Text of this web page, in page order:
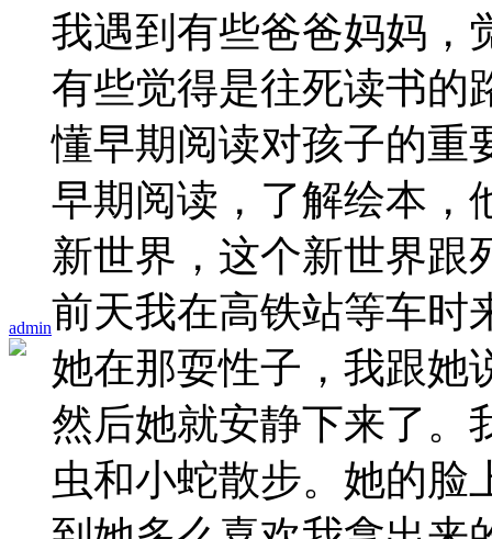
admin
我遇到有些爸爸妈妈，
有些觉得是往死读书的
懂早期阅读对孩子的重
早期阅读，了解绘本，
新世界，这个新世界跟
前天我在高铁站等车时
她在那耍性子，我跟她
然后她就安静下来了。
虫和小蛇散步。她的脸